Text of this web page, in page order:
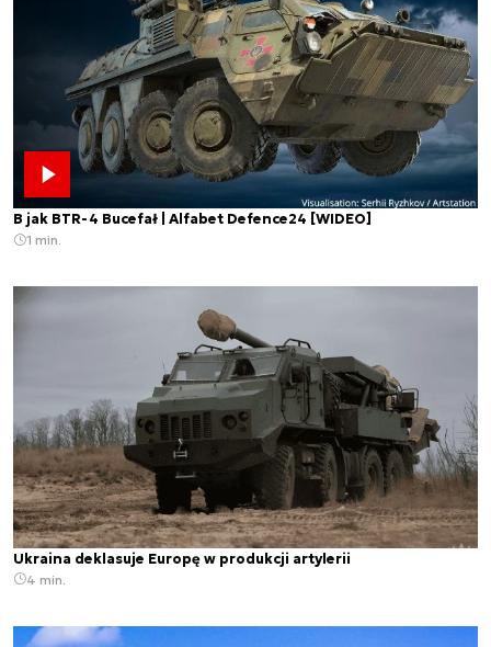
B jak BTR-4 Bucefał | Alfabet Defence24 [WIDEO]
1 min.
Ukraina deklasuje Europę w produkcji artylerii
4 min.